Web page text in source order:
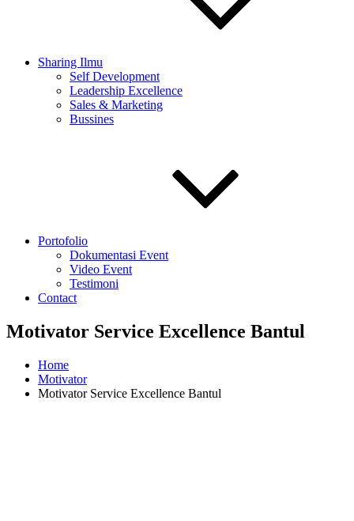
Sharing Ilmu
Self Development
Leadership Excellence
Sales & Marketing
Bussines
Portofolio
Dokumentasi Event
Video Event
Testimoni
Contact
Motivator Service Excellence Bantul
Home
Motivator
Motivator Service Excellence Bantul